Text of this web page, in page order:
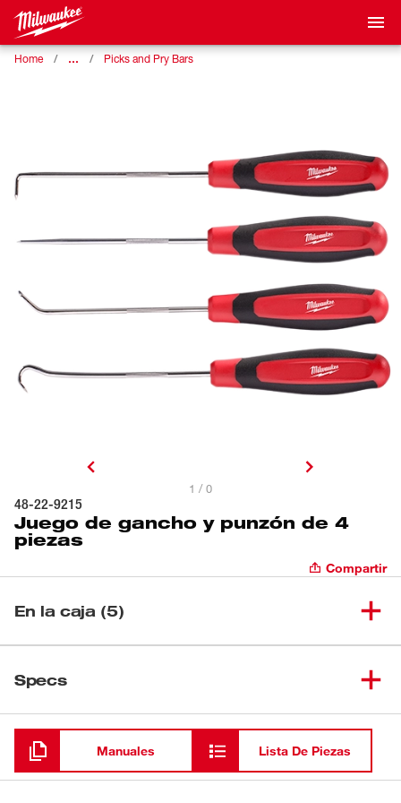
Home … Picks and Pry Bars
1 / 0
48-22-9215
Juego de gancho y punzón de 4
piezas
Compartir
En la caja (5)
(1) Gancho acodado
(1) Gancho
Specs
Cargando
Manuales Lista De Piezas